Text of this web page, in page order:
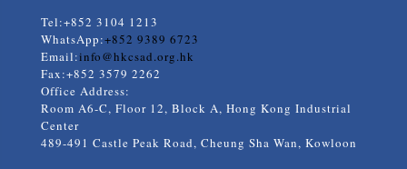
Tel:+852 3104 1213
WhatsApp:+852 9389 6723
Email:info@hkcsad.org.hk
Fax:+852 3579 2262
Office Address:
Room A6-C, Floor 12, Block A, Hong Kong Industrial
Center
489-491 Castle Peak Road, Cheung Sha Wan, Kowloon